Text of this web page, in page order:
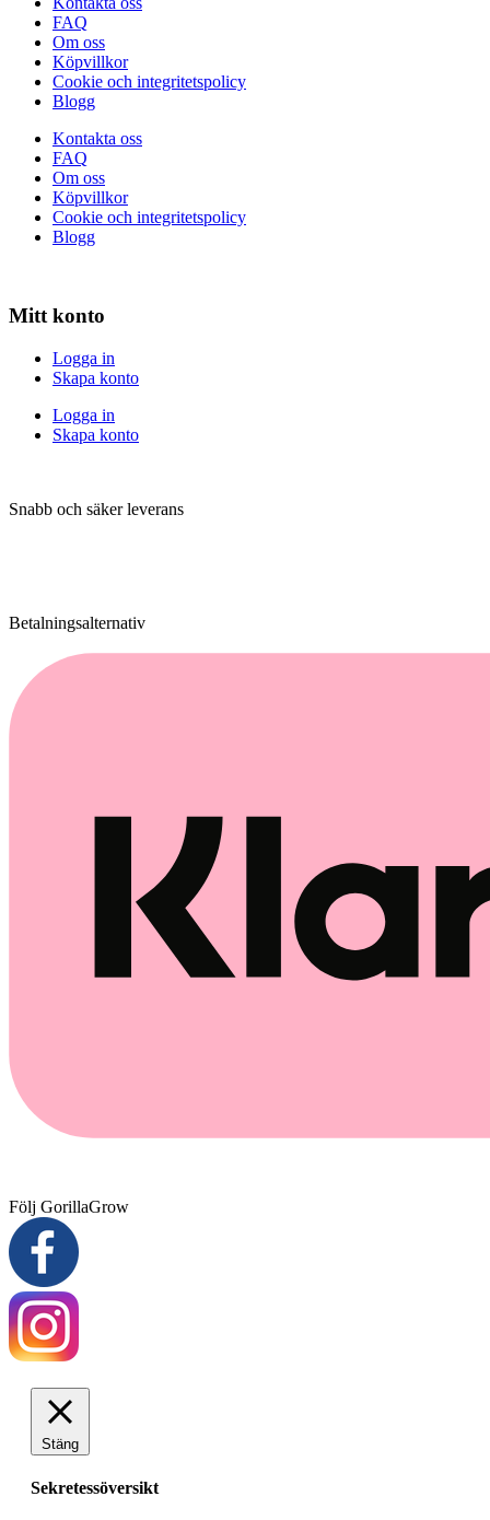
FAQ
Om oss
Köpvillkor
Cookie och integritetspolicy
Blogg
Kontakta oss
FAQ
Om oss
Köpvillkor
Cookie och integritetspolicy
Blogg
Mitt konto
Logga in
Skapa konto
Logga in
Skapa konto
Snabb och säker leverans
Betalningsalternativ
Följ GorillaGrow
Stäng
Sekretessöversikt